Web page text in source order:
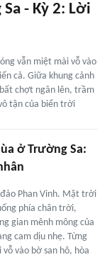
- Kỳ 2: Lời
vẫn miệt mài vỗ vào
cả. Giữa khung cảnh
chợt ngân lên, trầm
tận của biển trời
ở Trường Sa:
Phan Vinh. Mặt trời
phía chân trời,
gian mênh mông của
cam dịu nhẹ. Từng
vào bờ san hô, hòa